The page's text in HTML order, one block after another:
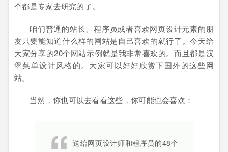
个都是专家去研究的了。
咱们普通的站长、程序员或者喜欢网页设计元素的朋
友只要能知道什么样的网站是自己喜欢的就行了。今天给
大家分享的20个网站示例就是我非常喜欢的。而且都是汉
堡菜单设计风格的。大家可以好好欣赏下国外的这些网
站。
当然，你也可以去看看这些，你可能也会喜欢：
送给网页设计师和程序员的48个